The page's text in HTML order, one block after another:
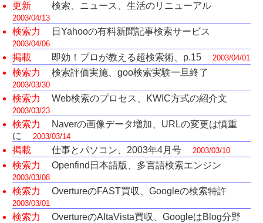
更新 検索、ニュース、生活のリニューアル
2003/04/13
検索力 日Yahooの有料新聞記事検索サービス
2003/04/06
掲載 即効！プロが教える超検索術、p.15 2003/04/01
検索力 検索評価実施、goo検索実験一旦終了
2003/03/30
検索力 Web検索のプロセス、KWIC方式の紹介文
2003/03/23
検索力
Naverの画像データ増加、URLの変更は慎重
に
2003/03/14
掲載 仕事とパソコン、2003年4月号 2003/03/10
検索力 Openfind日本語版、多言語検索エンジン
2003/03/08
検索力 OvertureのFAST買収、Googleの検索特許
2003/03/01
検索力
OvertureのAltaVista買収、GoogleはBlog分野